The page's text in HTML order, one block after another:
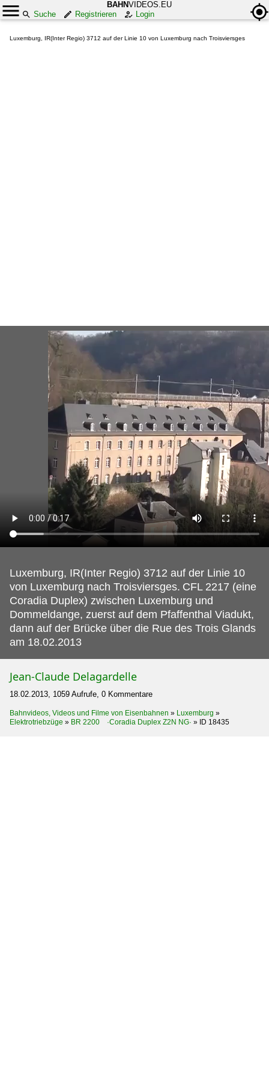
BAHNVIDEOS.EU
Suche
Registrieren Login
Luxemburg, IR(Inter Regio) 3712 auf der Linie 10 von Luxemburg nach Troisviersges
Luxemburg, IR(Inter Regio) 3712 auf der Linie 10
von Luxemburg nach Troisviersges. CFL 2217 (eine
Coradia Duplex) zwischen Luxemburg und
Dommeldange, zuerst auf dem Pfaffenthal Viadukt,
dann auf der Brücke über die Rue des Trois Glands
am 18.02.2013
Jean-Claude Delagardelle
18.02.2013, 1059 Aufrufe, 0 Kommentare
Bahnvideos, Videos und Filme von Eisenbahnen » Luxemburg »
Elektrotriebzüge » BR 2200 ·Coradia Duplex Z2N NG· » ID 18435